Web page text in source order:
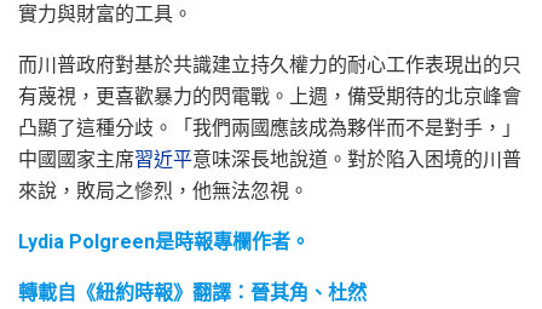
實力與財富的工具。
而川普政府對基於共識建立持久權力的耐心工作表現出的只
有蔑視，更喜歡暴力的閃電戰。上週，備受期待的北京峰會
凸顯了這種分歧。「我們兩國應該成為夥伴而不是對手，」
中國國家主席習近平意味深長地說道。對於陷入困境的川普
來說，敗局之慘烈，他無法忽視。
Lydia Polgreen是時報專欄作者。
轉載自《紐約時報》翻譯：晉其角、杜然